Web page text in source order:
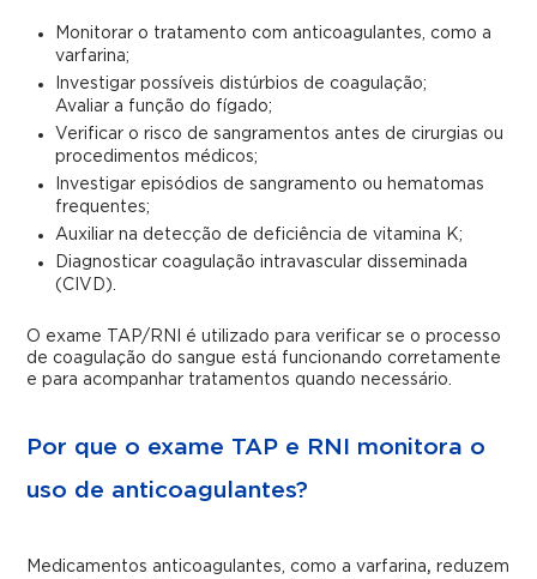
Monitorar o tratamento com anticoagulantes, como a
varfarina;
Investigar possíveis distúrbios de coagulação;
Avaliar a função do fígado;
Verificar o risco de sangramentos antes de cirurgias ou
procedimentos médicos;
Investigar episódios de sangramento ou hematomas
frequentes;
Auxiliar na detecção de deficiência de vitamina K;
Diagnosticar coagulação intravascular disseminada
(CIVD).
O exame TAP/RNI é utilizado para verificar se o processo
de coagulação do sangue está funcionando corretamente
e para acompanhar tratamentos quando necessário.
Por que o exame TAP e RNI monitora o
uso de anticoagulantes?
Medicamentos anticoagulantes, como a varfarina, reduzem